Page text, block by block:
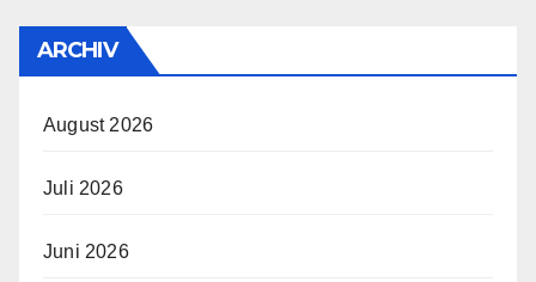
ARCHIV
August 2026
Juli 2026
Juni 2026